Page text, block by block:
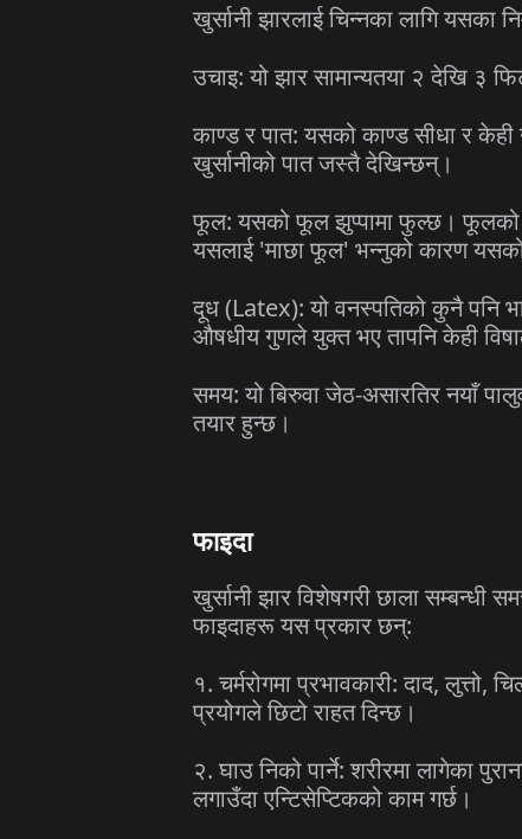
खुर्सानी झारलाई चिन्नका लागि यसका
उचाइ: यो झार सामान्यतया २ देखि ३
काण्ड र पात: यसको काण्ड सीधा र
खुर्सानीको पात जस्तै देखिन्छन्।
फूल: यसको फूल झुप्पामा फुल्छ। फूलको
यसलाई 'माछा फूल' भन्नुको कारण
दूध (Latex): यो वनस्पतिको कुनै पनि
औषधीय गुणले युक्त भए तापनि केही
समय: यो बिरुवा जेठ-असारतिर नयाँ
तयार हुन्छ।
फाइदा
खुर्सानी झार विशेषगरी छाला
फाइदाहरू यस प्रकार छन्:
१. चर्मरोगमा प्रभावकारी: दाद,
प्रयोगले छिटो राहत दिन्छ।
२. घाउ निको पार्ने: शरीरमा लागेका
लगाउँदा एन्टिसेप्टिकको काम गर्छ।